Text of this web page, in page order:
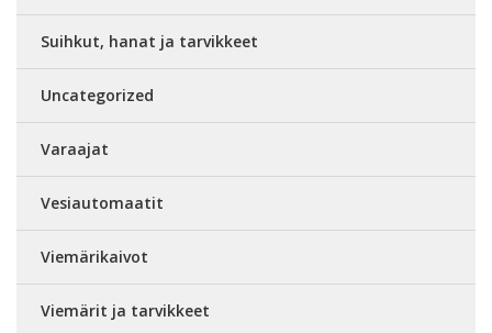
Suihkut, hanat ja tarvikkeet
Uncategorized
Varaajat
Vesiautomaatit
Viemärikaivot
Viemärit ja tarvikkeet